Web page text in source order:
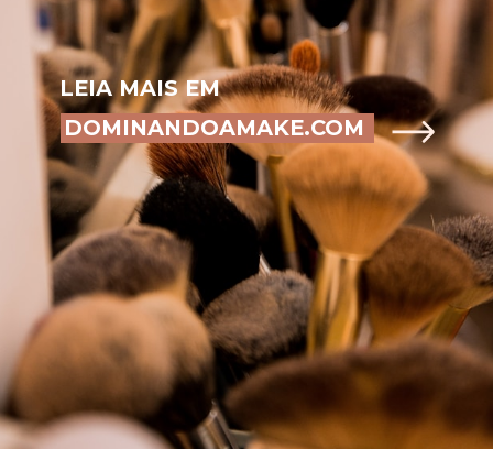
LEIA MAIS EM
DOMINANDOAMAKE.COM